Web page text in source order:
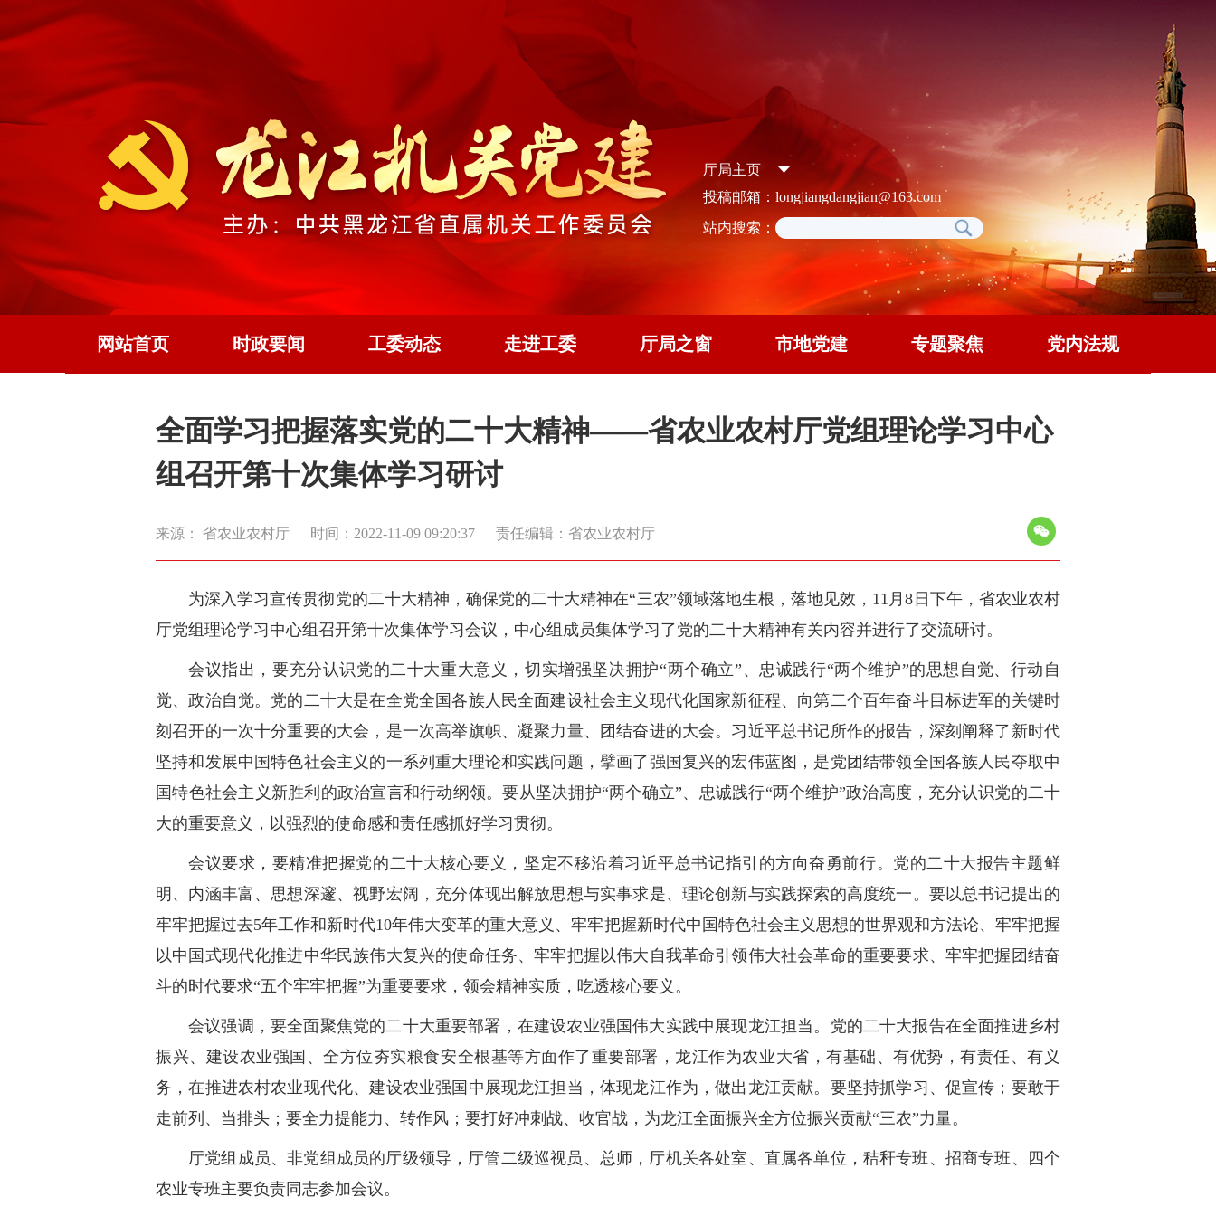
厅局主页
投稿邮箱：longjiangdangjian@163.com
站内搜索：
网站首页 时政要闻 工委动态 走进工委 厅局之窗 市地党建 专题聚焦 党内法规
全面学习把握落实党的二十大精神——省农业农村厅党组理论学习中心
组召开第十次集体学习研讨
来源： 省农业农村厅 时间：2022-11-09 09:20:37 责任编辑：省农业农村厅
为深入学习宣传贯彻党的二十大精神，确保党的二十大精神在“三农”领域落地生根，落地见效，11月8日下午，省农业农村
厅党组理论学习中心组召开第十次集体学习会议，中心组成员集体学习了党的二十大精神有关内容并进行了交流研讨。
会议指出，要充分认识党的二十大重大意义，切实增强坚决拥护“两个确立”、忠诚践行“两个维护”的思想自觉、行动自
觉、政治自觉。党的二十大是在全党全国各族人民全面建设社会主义现代化国家新征程、向第二个百年奋斗目标进军的关键时
刻召开的一次十分重要的大会，是一次高举旗帜、凝聚力量、团结奋进的大会。习近平总书记所作的报告，深刻阐释了新时代
坚持和发展中国特色社会主义的一系列重大理论和实践问题，擘画了强国复兴的宏伟蓝图，是党团结带领全国各族人民夺取中
国特色社会主义新胜利的政治宣言和行动纲领。要从坚决拥护“两个确立”、忠诚践行“两个维护”政治高度，充分认识党的二十
大的重要意义，以强烈的使命感和责任感抓好学习贯彻。
会议要求，要精准把握党的二十大核心要义，坚定不移沿着习近平总书记指引的方向奋勇前行。党的二十大报告主题鲜
明、内涵丰富、思想深邃、视野宏阔，充分体现出解放思想与实事求是、理论创新与实践探索的高度统一。要以总书记提出的
牢牢把握过去5年工作和新时代10年伟大变革的重大意义、牢牢把握新时代中国特色社会主义思想的世界观和方法论、牢牢把握
以中国式现代化推进中华民族伟大复兴的使命任务、牢牢把握以伟大自我革命引领伟大社会革命的重要要求、牢牢把握团结奋
斗的时代要求“五个牢牢把握”为重要要求，领会精神实质，吃透核心要义。
会议强调，要全面聚焦党的二十大重要部署，在建设农业强国伟大实践中展现龙江担当。党的二十大报告在全面推进乡村
振兴、建设农业强国、全方位夯实粮食安全根基等方面作了重要部署，龙江作为农业大省，有基础、有优势，有责任、有义
务，在推进农村农业现代化、建设农业强国中展现龙江担当，体现龙江作为，做出龙江贡献。要坚持抓学习、促宣传；要敢于
走前列、当排头；要全力提能力、转作风；要打好冲刺战、收官战，为龙江全面振兴全方位振兴贡献“三农”力量。
厅党组成员、非党组成员的厅级领导，厅管二级巡视员、总师，厅机关各处室、直属各单位，秸秆专班、招商专班、四个
农业专班主要负责同志参加会议。